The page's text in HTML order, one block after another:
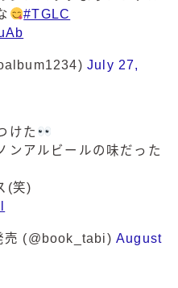
#TGLC
July 27,
けた
ンアルビールの味だった
(笑)
売 (@book_tabi) August